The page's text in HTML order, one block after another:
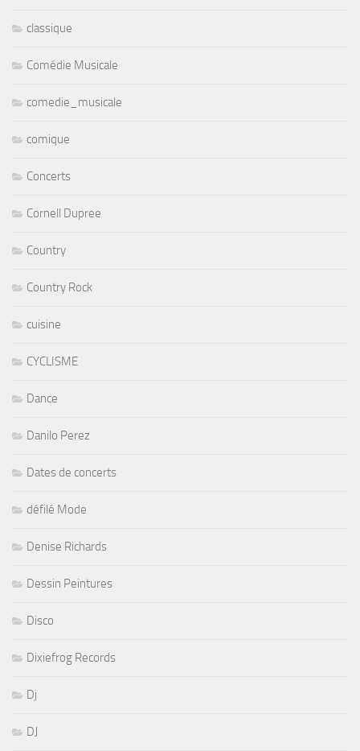
classique
Comédie Musicale
comedie_musicale
comique
Concerts
Cornell Dupree
Country
Country Rock
cuisine
CYCLISME
Dance
Danilo Perez
Dates de concerts
défilé Mode
Denise Richards
Dessin Peintures
Disco
Dixiefrog Records
Dj
DJ